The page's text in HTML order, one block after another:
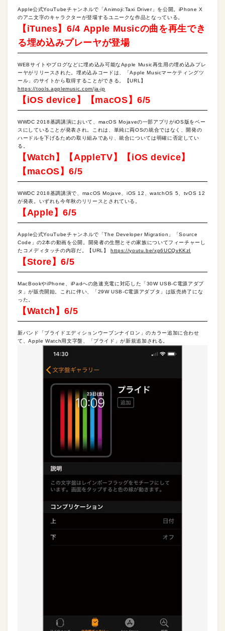
Apple公式YouTubeチャンネルで「Animoji:Taxi Driver」を公開。iPhone X
のアニ文字のキャラクターが登場するユニークな作品となっている。
【iTunes】6/4 Apple Musicの曲を再生でき
る埋め込みプレーヤが登場
WEBサイトやブログなどに埋め込み可能なApple Music再生用の埋め込みプレ
ーヤがリリースされた。埋め込みコードは、「Apple Musicマーケティングツ
ール」のサイトから取得することができる。【URL】
https://tools.applemusic.com/ja-jp
【iOS device】【macOS】6/5
WWDC 2018基調講演において、macOS Mojaveの一部アプリがiOS版をベー
スにしていることが発表され。これは、単純に両OSの統合ではなく、開発の
ハードルを下げるための取り組みであり、統合については明確に否定してい
る。
【Watch】【AppleTV】【iOS device】
【macOS】6/5
WWDC 2018基調講演で、macOS Mojave、iOS 12、watchOS 5、tvOS 12
が発表。いずれも今年秋のリリースとされている。
【Apple】6/5
Apple公式YouTubeチャンネルで「The Developer Migration」「Source
Code」の2本の動画を公開。開発者の生態とその家族についてフィーチャーし
たコメディタッチの内容だ。【URL】https://youtu.be/xp6UCQvKKzI
【Store】6/5
MacBookやiPhone、iPadへの急速充電に対応した「30W USB-C電源アダプ
タ」が販売開始。これに伴い、「29W USB-C電源アダプタ」は販売終了にな
った。
【Watch】6/5
新バンド「ブライドエディションウーブンナイロン」のカラー追加に合わせ
て、Apple Watch用文字盤、「プライド」が新規追加される。